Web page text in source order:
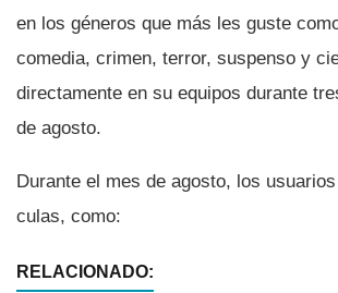
en los géneros que más les guste
comedia, crimen, terror, suspenso y
directamente en su equipos durante
de agosto.
Durante el mes de agosto, los
culas, como:
RELACIONADO: